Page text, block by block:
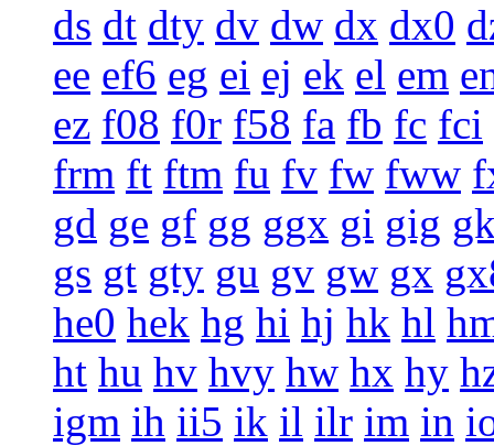
ds dt dty dv dw dx dx0
ee ef6 eg ei ej ek el em
ez f08 f0r f58 fa fb fc fci
frm ft ftm fu fv fw fww
gd ge gf gg ggx gi gig
gs gt gty gu gv gw gx
he0 hek hg hi hj hk hl
ht hu hv hvy hw hx hy
igm ih ii5 ik il ilr im in